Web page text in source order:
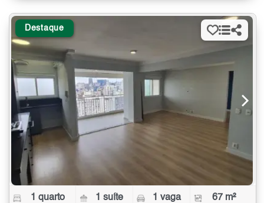
Destaque
1 quarto 1 suíte 1 vaga 67 m²